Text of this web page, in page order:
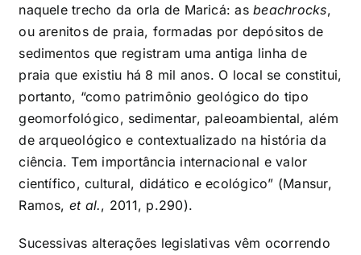
naquele trecho da orla de Maricá: asbeachrocks,
ou arenitos de praia, formadas por depósitos de
sedimentos que registram uma antiga linha de
praia que existiu há 8 mil anos. O local se constitui,
portanto, “como patrimônio geológico do tipo
geomorfológico, sedimentar, paleoambiental, além
de arqueológico e contextualizado na história da
ciência. Tem importância internacional e valor
científico, cultural, didático e ecológico” (Mansur,
Ramos, et al., 2011, p.290).
Sucessivas alterações legislativas vêm ocorrendo